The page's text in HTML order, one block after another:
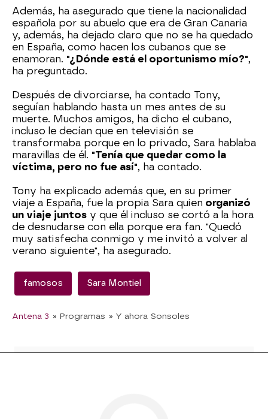
Además, ha asegurado que tiene la nacionalidad
española por su abuelo que era de Gran Canaria
y, además, ha dejado claro que no se ha quedado
en España, como hacen los cubanos que se
enamoran. "¿Dónde está el oportunismo mío?",
ha preguntado.
Después de divorciarse, ha contado Tony,
seguían hablando hasta un mes antes de su
muerte. Muchos amigos, ha dicho el cubano,
incluso le decían que en televisión se
transformaba porque en lo privado, Sara hablaba
maravillas de él. "Tenía que quedar como la
víctima, pero no fue así", ha contado.
Tony ha explicado además que, en su primer
viaje a España, fue la propia Sara quien organizó
un viaje juntos y que él incluso se cortó a la hora
de desnudarse con ella porque era fan. "Quedó
muy satisfecha conmigo y me invitó a volver al
verano siguiente", ha asegurado.
famosos Sara Montiel
Antena 3 » Programas » Y ahora Sonsoles